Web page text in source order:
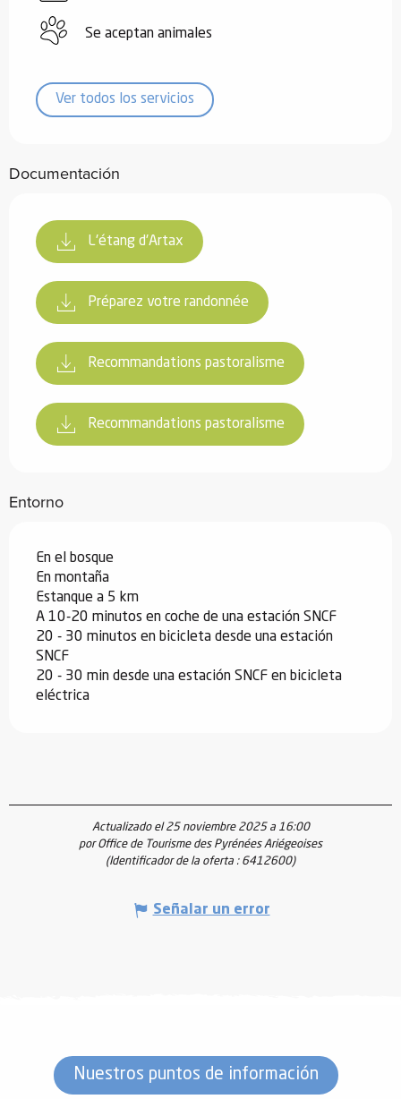
Se aceptan animales
Ver todos los servicios
Documentación
L'étang d'Artax
Préparez votre randonnée
Recommandations pastoralisme
Recommandations pastoralisme
Entorno
En el bosque
En montaña
Estanque a 5 km
A 10-20 minutos en coche de una estación SNCF
20 - 30 minutos en bicicleta desde una estación
SNCF
20 - 30 min desde una estación SNCF en bicicleta
eléctrica
Actualizado el 25 noviembre 2025 a 16:00
por Office de Tourisme des Pyrénées Ariégeoises
(Identificador de la oferta : 6412600)
Señalar un error
Nuestros puntos de información